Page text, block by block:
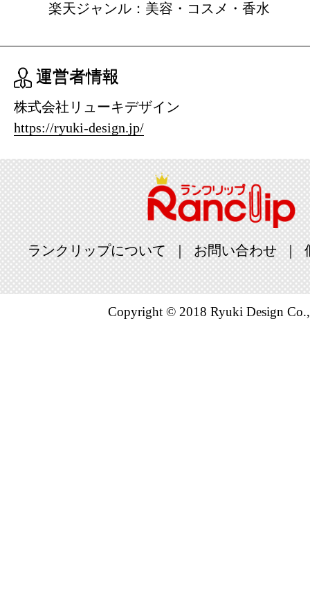
楽天ジャンル：美容・コスメ・香水
運営者情報
株式会社リューキデザイン
https://ryuki-design.jp/
ランクリップについて お問い合わせ
Copyright © 2018 Ryuki Design